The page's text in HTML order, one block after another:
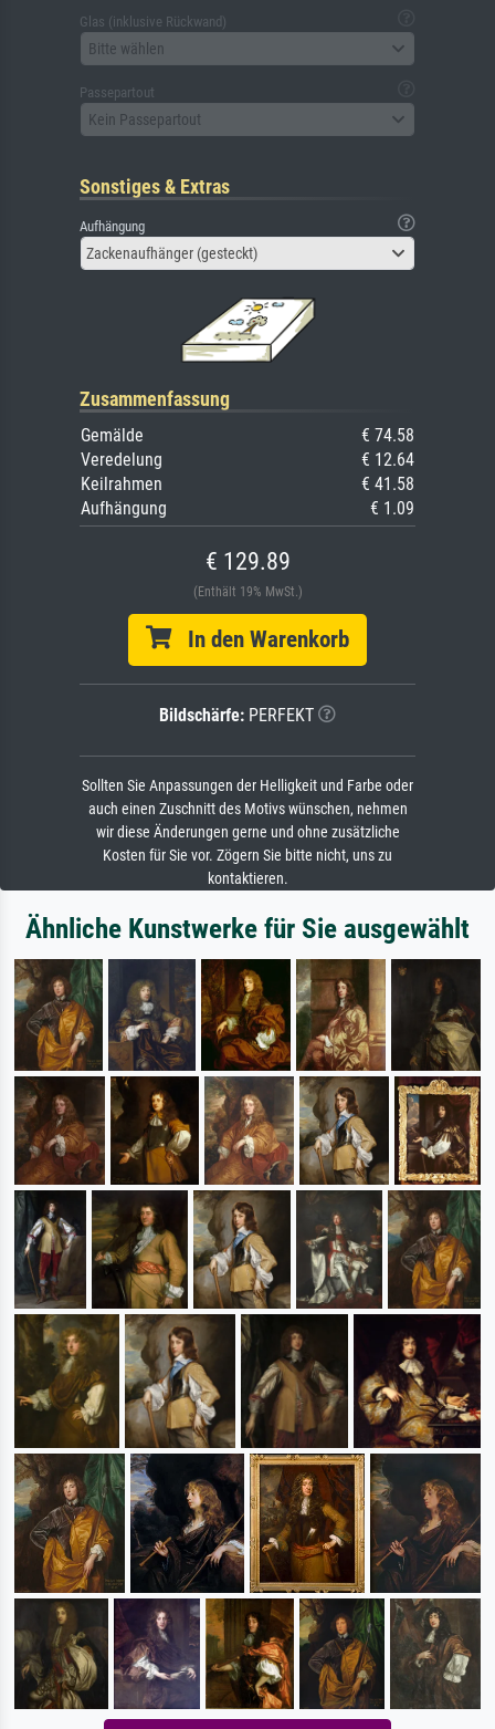
Glas (inklusive Rückwand)
Bitte wählen
Passepartout
Kein Passepartout
Sonstiges & Extras
Aufhängung
Zackenaufhänger (gesteckt)
Zusammenfassung
Gemälde
€ 74.58
Veredelung
€ 12.64
Keilrahmen
€ 41.58
Aufhängung
€ 1.09
€ 129.89
(Enthält 19% MwSt.)
In den Warenkorb
Bildschärfe: PERFEKT
Sollten Sie Anpassungen der Helligkeit und Farbe oder
auch einen Zuschnitt des Motivs wünschen, nehmen
wir diese Änderungen gerne und ohne zusätzliche
Kosten für Sie vor. Zögern Sie bitte nicht, uns zu
kontaktieren.
Ähnliche Kunstwerke für Sie ausgewählt